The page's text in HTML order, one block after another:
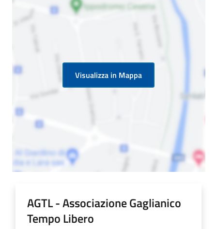
Visualizza in Mappa
AGTL - Associazione Gaglianico
Tempo Libero